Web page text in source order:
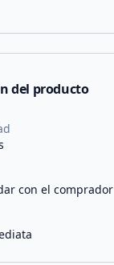
del producto
con el comprador